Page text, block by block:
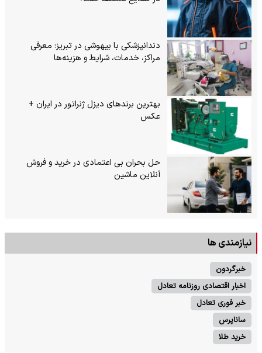
دندانپزشکی با بیهوشی در تبریز؛ معرفی
مراکز، خدمات، شرایط و هزینه‌ها
بهترین برندهای دیزل ژنراتور در ایران +
عکس
حل بحران بی‌ اعتمادی در خرید و فروش
آنلاین ماشین
نیازمندی ها
خبرگردون
اخبار اقتصادی روزنامه تعادل
خبر فوری تعادل
ساناپرس
خرید طلا